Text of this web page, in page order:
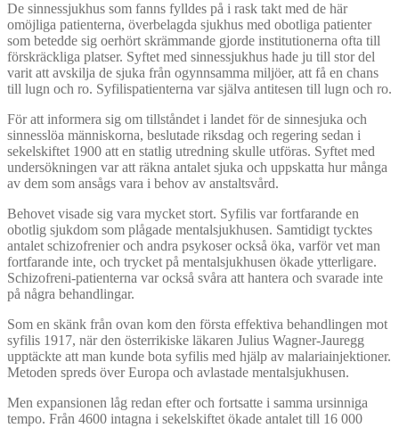
De sinnessjukhus som fanns fylldes på i rask takt med de här
omöjliga patienterna, överbelagda sjukhus med obotliga patienter
som betedde sig oerhört skrämmande gjorde institutionerna ofta till
förskräckliga platser. Syftet med sinnessjukhus hade ju till stor del
varit att avskilja de sjuka från ogynnsamma miljöer, att få en chans
till lugn och ro. Syfilispatienterna var själva antitesen till lugn och ro.
För att informera sig om tillståndet i landet för de sinnesjuka och
sinnesslöa människorna, beslutade riksdag och regering sedan i
sekelskiftet 1900 att en statlig utredning skulle utföras. Syftet med
undersökningen var att räkna antalet sjuka och uppskatta hur många
av dem som ansågs vara i behov av anstaltsvård.
Behovet visade sig vara mycket stort. Syfilis var fortfarande en
obotlig sjukdom som plågade mentalsjukhusen. Samtidigt tycktes
antalet schizofrenier och andra psykoser också öka, varför vet man
fortfarande inte, och trycket på mentalsjukhusen ökade ytterligare.
Schizofreni-patienterna var också svåra att hantera och svarade inte
på några behandlingar.
Som en skänk från ovan kom den första effektiva behandlingen mot
syfilis 1917, när den österrikiske läkaren Julius Wagner-Jauregg
upptäckte att man kunde bota syfilis med hjälp av malariainjektioner.
Metoden spreds över Europa och avlastade mentalsjukhusen.
Men expansionen låg redan efter och fortsatte i samma ursinniga
tempo. Från 4600 intagna i sekelskiftet ökade antalet till 16 000